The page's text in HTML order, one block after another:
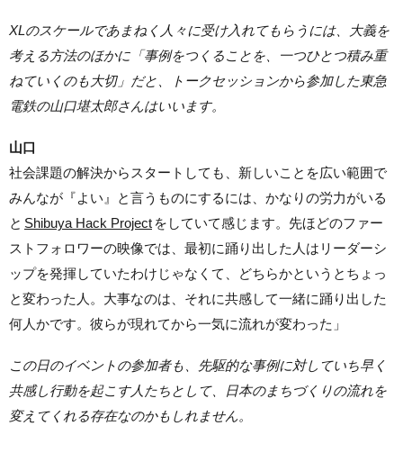
XLのスケールであまねく人々に受け入れてもらうには、大義を
考える方法のほかに「事例をつくることを、一つひとつ積み重
ねていくのも大切」だと、トークセッションから参加した東急
電鉄の山口堪太郎さんはいいます。
山口
社会課題の解決からスタートしても、新しいことを広い範囲で
みんなが『よい』と言うものにするには、かなりの労力がいる
と Shibuya Hack Project をしていて感じます。先ほどのファー
ストフォロワーの映像では、最初に踊り出した人はリーダーシ
ップを発揮していたわけじゃなくて、どちらかというとちょっ
と変わった人。大事なのは、それに共感して一緒に踊り出した
何人かです。彼らが現れてから一気に流れが変わった」
この日のイベントの参加者も、先駆的な事例に対していち早く
共感し行動を起こす人たちとして、日本のまちづくりの流れを
変えてくれる存在なのかもしれません。